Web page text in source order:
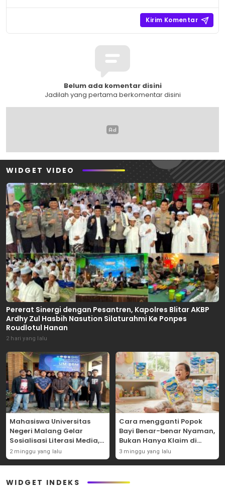
Belum ada komentar disini
Jadilah yang pertama berkomentar disini
WIDGET VIDEO
Pererat Sinergi dengan Pesantren, Kapolres Blitar AKBP
Ardhy Zul Hasbih Nasution Silaturahmi Ke Ponpes
Roudlotul Hanan
2 hari yang lalu
Mahasiswa Universitas
Negeri Malang Gelar
Sosialisasi Literasi Media,
Bahas Resiko Hukum
Bermedia Sosial di Era UU
2 minggu yang lalu
Cara mengganti Popok
Bayi Benar-benar Nyaman,
Bukan Hanya Klaim di
Kemasan
3 minggu yang lalu
WIDGET INDEKS